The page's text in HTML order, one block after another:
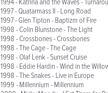
1994 - Katrina and the Waves -
1997 - Quatarmass II - Long Road
1997 - Glen Tipton - Baptizm of Fire
1998 - Colin Blunstone - The Light
1998 - Crossbones - Crossbones
1998 - The Cage - The Cage
1998 - Olaf Lenk - Sunset Cruise
1998 - Eddie Hardin - Wind in the
1998 - The Snakes - Live in Europe
1999 - Millennium - Millennium